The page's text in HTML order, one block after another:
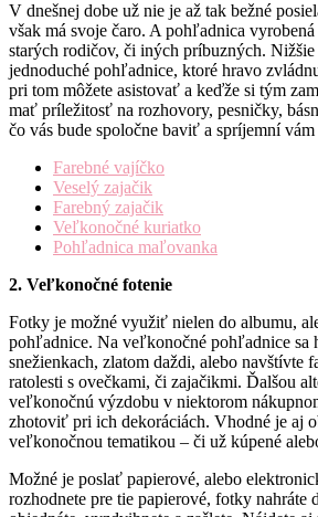
V dnešnej dobe už nie je až tak bežné
však má svoje čaro. A pohľadnica
starých rodičov, či iných príbuzných. Nižšie
jednoduché pohľadnice, ktoré hravo
pri tom môžete asistovať a keďže si tým
mať príležitosť na rozhovory, pesničky,
čo vás bude spoločne baviť a spríjemní
Farebné vajíčko
Veselý zajačik
Farebný zajačik
Veľkonočné kuriatko
Pohľadnica maľovanka
2. Veľkonočné fotenie
Fotky je možné využiť nielen do albumu,
pohľadnice. Na veľkonočné pohľadnice sa
snežienkach, zlatom daždi, alebo navštívte
ratolesti s ovečkami, či zajačikmi. Ďalšou
veľkonočnú výzdobu v niektorom
zhotoviť pri ich dekoráciách. Vhodné je aj
veľkonočnou tematikou – či už kúpené
Možné je poslať papierové, alebo
rozhodnete pre tie papierové, fotky nahráte